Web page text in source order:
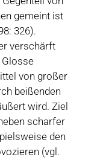
gemeint ist
326).
verschärft
von großer
beißenden
wird. Ziel
scharfer
den
(vgl.